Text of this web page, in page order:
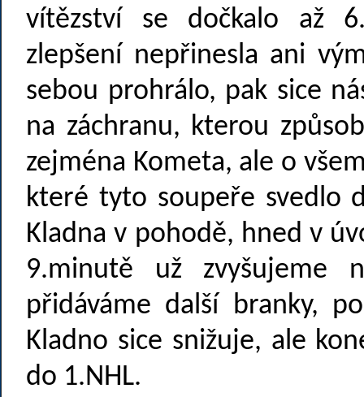
vítězství se dočkalo až
zlepšení nepřinesla ani
sebou prohrálo, pak sice
na záchranu, kterou
zejména Kometa, ale o
které tyto soupeře svedlo
Kladna v pohodě, hned v
9.minutě už
přidáváme další branky,
Kladno sice snižuje, ale
do 1.NHL.